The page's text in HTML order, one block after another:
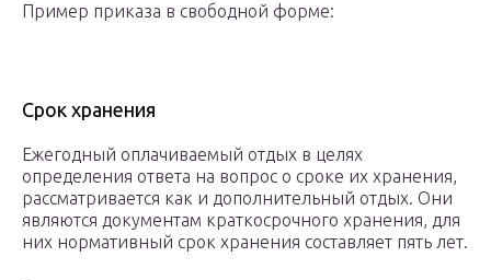
Пример приказа в свободной форме:
Срок хранения
Ежегодный оплачиваемый отдых в целях
определения ответа на вопрос о сроке их хранения,
рассматривается как и дополнительный отдых. Они
являются документам краткосрочного хранения, для
них нормативный срок хранения составляет пять лет.